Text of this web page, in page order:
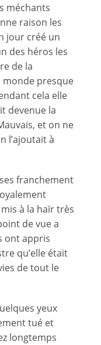
méchants
raison les
jour créé un
des héros les
de la
monde presque
cela elle
devenue la
et on ne
l’ajoutait à
franchement
à la haïr très
de vue a
ont appris
qu’elle était
de tout le
yeux
tué et
longtemps